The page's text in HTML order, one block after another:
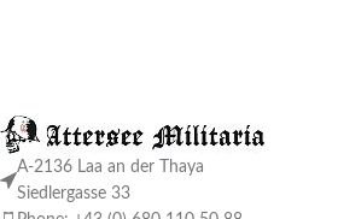
A-2136 Laa an der Thaya
Siedlergasse 33